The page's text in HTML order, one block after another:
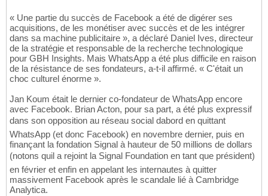
« Une partie du succès de Facebook a été de digérer ses
acquisitions, de les monétiser avec succès et de les intégrer
dans sa machine publicitaire », a déclaré Daniel Ives, directeur
de la stratégie et responsable de la recherche technologique
pour GBH Insights. Mais WhatsApp a été plus difficile en raison
de la résistance de ses fondateurs, a-t-il affirmé. « C'était un
choc culturel énorme ».
Jan Koum était le dernier co-fondateur de WhatsApp encore
avec Facebook. Brian Acton, pour sa part, a été plus expressif
dans son opposition au réseau social dabord en quittant
WhatsApp (et donc Facebook) en novembre dernier, puis en
finançant la fondation Signal à hauteur de 50 millions de dollars
(notons quil a rejoint la Signal Foundation en tant que président)
en février et enfin en appelant les internautes à quitter
massivement Facebook après le scandale lié à Cambridge
Analytica.